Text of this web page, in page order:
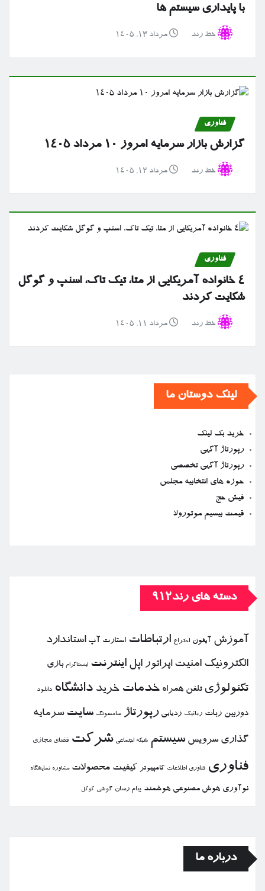
با پایداری سیستم ها
خط رند مرداد ۱۳, ۱۴۰۵
فناوری
گزارش بازار سرمایه امروز ۱۰ مرداد ۱۴۰۵
خط رند مرداد ۱۲, ۱۴۰۵
فناوری
۴ خانواده آمریکایی از متا، تیک تاک، اسنپ و گوگل
شکایت کردند
خط رند مرداد ۱۱, ۱۴۰۵
لینک دوستان ما
خرید بک لینک
رپورتاژ آگهی
رپورتاژ آگهی تخصصی
حوزه های انتخابیه مجلس
فیش حج
قیمت بیسیم موتورولا
دسته های رند912
آموزش آیفون اختراع ارتباطات استارت آپ استاندارد
الكترونیك امنیت اپراتور اپل اینترنت اینستاگرام بازی
تكنولوژی تلفن همراه خدمات خرید دانشگاه دانلود
دوربین ربات رباتیك ردیابی رپورتاژ سامسونگ سایت سرمایه
گذاری سرویس سیستم شبكه اجتماعی شركت فضای مجازی
فناوری فناوری اطلاعات كامپیوتر كیفیت محصولات مشاوره نمایشگاه
نوآوری هوش مصنوعی هوشمند پیام رسان گوشی گوگل
درباره ما